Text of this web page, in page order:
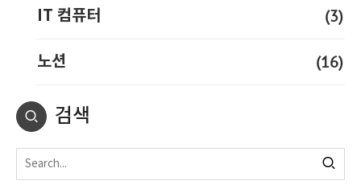
IT 컴퓨터 (3)
노션 (16)
검색